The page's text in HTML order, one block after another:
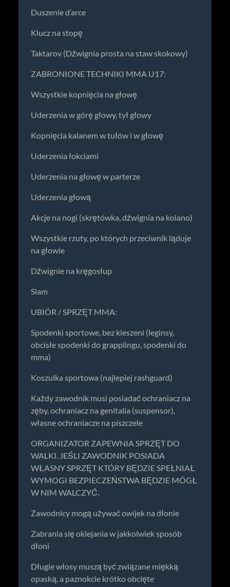
Duszenie d’arce
Klucz na stopę
Taktarov (Dźwignia prosta na staw skokowy)
ZABRONIONE TECHNIKI MMA U17:
Wszystkie kopnięcia na głowę
Uderzenia w górę głowy, tył głowy
Kopnięcia kalanem w tułów i w głowę
Uderzenia łokciami
Uderzenia na głowę w parterze
Uderzenia głową
Akcje na nogi (skrętówka, dźwignia na kolano)
Wszystkie rzuty, po których przeciwnik ląduje
na głowie
Dźwignie na kręgosłup
Slam
UBIÓR / SPRZĘT MMA:
Spodenki sportowe, bez kieszeni (leginsy,
obcisłe spodenki do grapplingu, spodenki do
mma)
Koszulka sportowa (najlepiej rashguard)
Każdy zawodnik musi posiadać ochraniacz na
zęby, ochraniacz na genitalia (suspensor),
własne ochraniacze na piszczele
ORGANIZATOR ZAPEWNIA SPRZĘT DO
WALKI. JEŚLI ZAWODNIK POSIADA
WŁASNY SPRZĘT KTÓRY BĘDZIE SPEŁNIAŁ
WYMOGI BEZPIECZEŃSTWA BĘDZIE MÓGŁ
W NIM WALCZYĆ.
Zawodnicy mogą używać owijek na dłonie
Zabrania się oklejania w jakkolwiek sposób
dłoni
Długie włosy muszą być związane miękką
opaską, a paznokcie krótko obcięte